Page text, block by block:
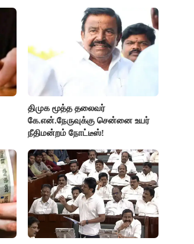
திமுக மூத்த தலைவர்
கே.என்.நேருவுக்கு சென்னை உயர்
நீதிமன்றம் நோட்டீஸ்!